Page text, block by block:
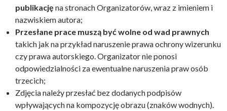
publikację na stronach Organizatorów, wraz z imieniem i
nazwiskiem autora;
Przesłane prace muszą być wolne od wad prawnych
takich jak na przykład naruszenie prawa ochrony wizerunku
czy prawa autorskiego. Organizator nie ponosi
odpowiedzialności za ewentualne naruszenia praw osób
trzecich;
Zdjęcia należy przesłać bez dodanych podpisów
wpływających na kompozycję obrazu (znaków wodnych).